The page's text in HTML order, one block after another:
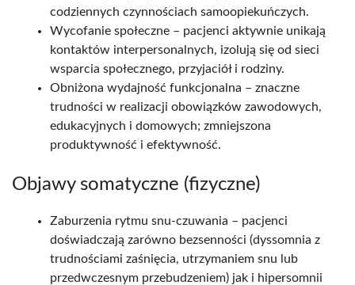
codziennych czynnościach samoopiekuńczych.​
Wycofanie społeczne – pacjenci aktywnie unikają
kontaktów interpersonalnych, izolują się od sieci
wsparcia społecznego, przyjaciół i rodziny.​
Obniżona wydajność funkcjonalna – znaczne
trudności w realizacji obowiązków zawodowych,
edukacyjnych i domowych; zmniejszona
produktywność i efektywność.​
Objawy somatyczne (fizyczne)
Zaburzenia rytmu snu-czuwania – pacjenci
doświadczają zarówno bezsenności (dyssomnia z
trudnościami zaśnięcia, utrzymaniem snu lub
przedwczesnym przebudzeniem) jak i hipersomnii